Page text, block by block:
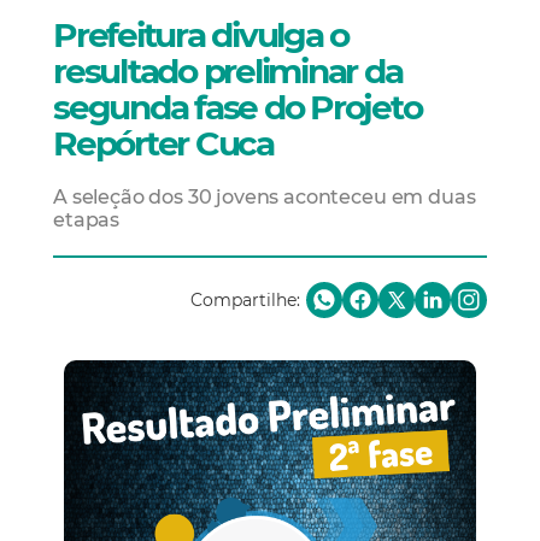
Prefeitura divulga o
resultado preliminar da
segunda fase do Projeto
Repórter Cuca
A seleção dos 30 jovens aconteceu em duas
etapas
Compartilhe: